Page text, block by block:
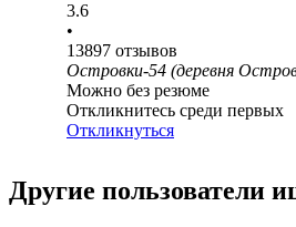
3.6
•
13897 отзывов
Островки-54 (деревня
Можно без резюме
Откликнитесь среди первых
Откликнуться
Другие пользователи